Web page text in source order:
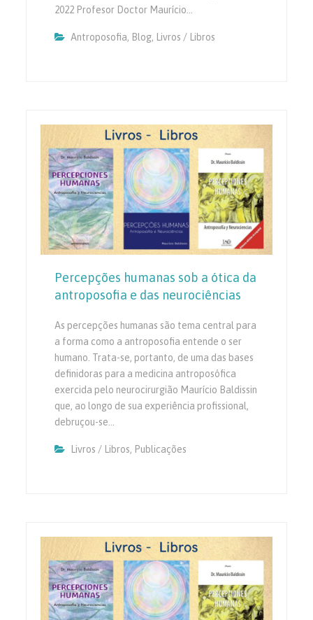
2022 Profesor Doctor Maurício…
Antroposofia, Blog, Livros / Libros
Percepções humanas sob a ótica da
antroposofia e das neurociências
As percepções humanas são tema central para
a forma como a antroposofia entende o ser
humano. Trata-se, portanto, de uma das bases
definidoras para a medicina antroposófica
exercida pelo neurocirurgião Maurício Baldissin
que, ao longo de sua experiência profissional,
debruçou-se…
Livros / Libros, Publicações